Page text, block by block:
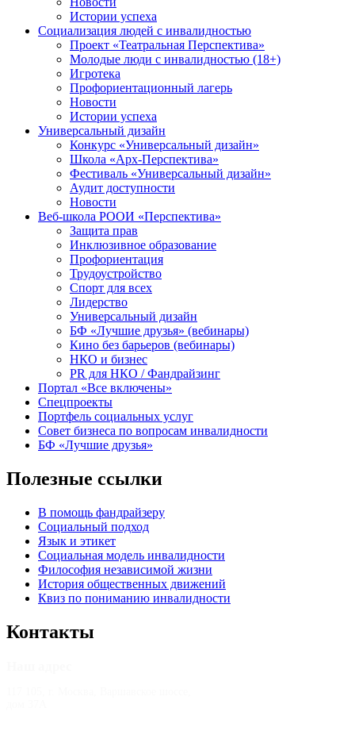
Истории успеха
Социализация людей с инвалидностью
Проект «Театральная Перспектива»
Молодые люди с инвалидностью (18+)
Игротека
Профориентационный лагерь
Новости
Истории успеха
Универсальный дизайн
Конкурс «Универсальный дизайн»
Школа «Арх-Перспектива»
Фестиваль «Универсальный дизайн»
Аудит доступности
Новости
Веб-школа РООИ «Перспектива»
Защита прав
Инклюзивное образование
Профориентация
Трудоустройство
Спорт для всех
Лидерство
Универсальный дизайн
БФ «Лучшие друзья» (вебинары)
Кино без барьеров (вебинары)
НКО и бизнес
PR для НКО / Фандрайзинг
Портал «Все включены»
Спецпроекты
Портфель социальных услуг
Совет бизнеса по вопросам инвалидности
БФ «Лучшие друзья»
Полезные ссылки
В помощь фандрайзеру
Социальный подход
Язык и этикет
Социальная модель инвалидности
Философия независимой жизни
История общественных движений
Квиз по пониманию инвалидности
Контакты